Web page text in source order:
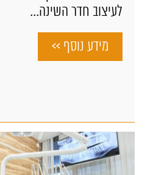
לעיצוב חדר השינה...
מידע נוסף >>